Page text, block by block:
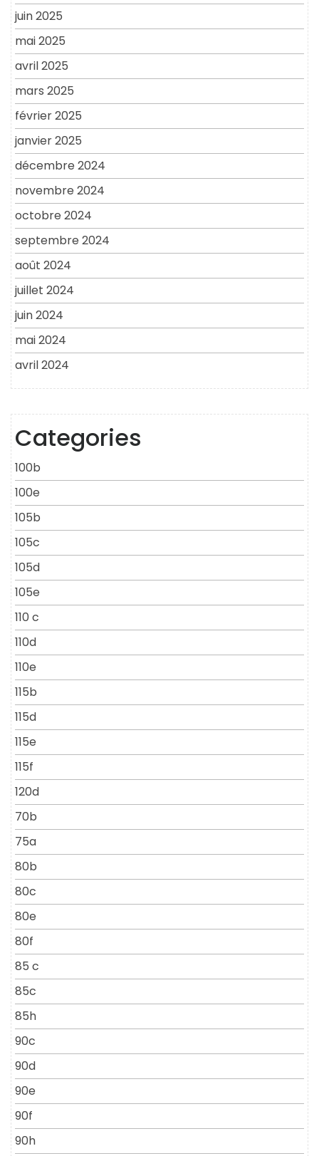
juin 2025
mai 2025
avril 2025
mars 2025
février 2025
janvier 2025
décembre 2024
novembre 2024
octobre 2024
septembre 2024
août 2024
juillet 2024
juin 2024
mai 2024
avril 2024
Categories
100b
100e
105b
105c
105d
105e
110 c
110d
110e
115b
115d
115e
115f
120d
70b
75a
80b
80c
80e
80f
85 c
85c
85h
90c
90d
90e
90f
90h